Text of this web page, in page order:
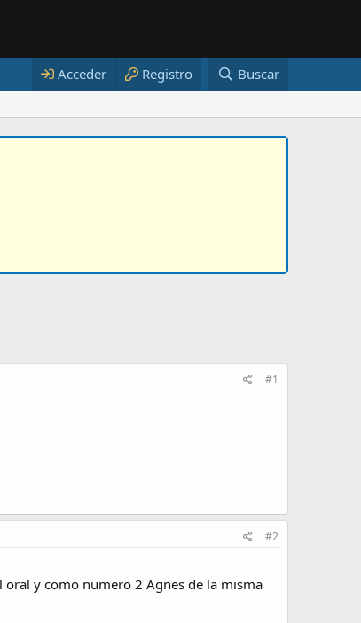
Acceder Registro Buscar
#1
#2
oral y como numero 2 Agnes de la misma